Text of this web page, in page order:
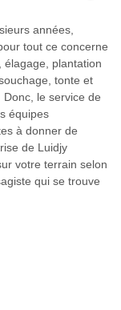
années,
tout ce concerne
élagage, plantation
tonte et
Donc, le service de
équipes
à donner de
de Luidjy
votre terrain selon
qui se trouve